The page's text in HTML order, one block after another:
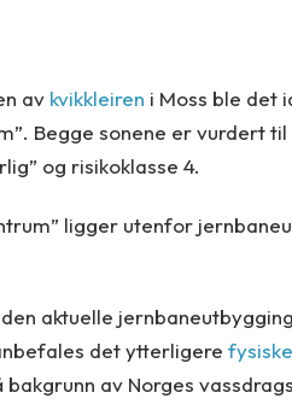
av kvikkleiren i Moss ble det
Begge sonene er vurdert til
og risikoklasse 4.
ligger utenfor
den aktuelle
det ytterligere
av Norges